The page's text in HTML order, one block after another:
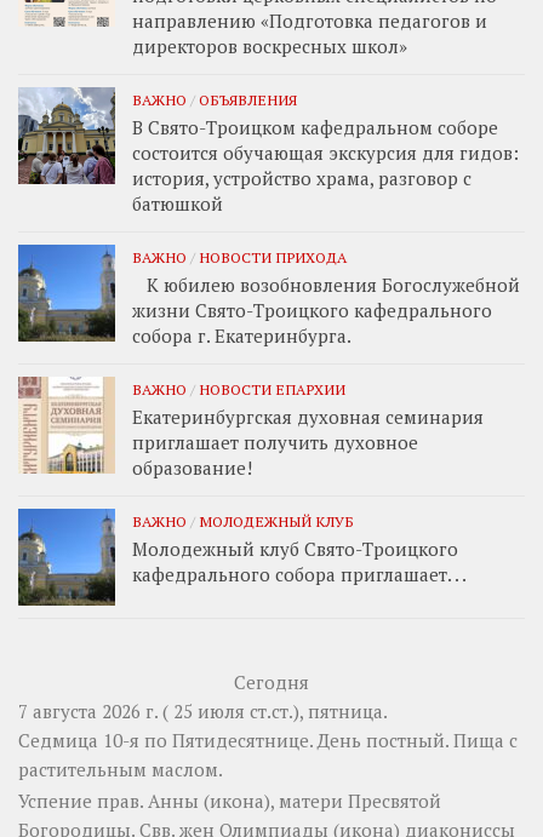
направлению «Подготовка педагогов и
директоров воскресных школ»
ВАЖНО / ОБЪЯВЛЕНИЯ
В Свято-Троицком кафедральном соборе
состоится обучающая экскурсия для гидов:
история, устройство храма, разговор с
батюшкой
ВАЖНО / НОВОСТИ ПРИХОДА
К юбилею возобновления Богослужебной
жизни Свято-Троицкого кафедрального
собора г. Екатеринбурга.
ВАЖНО / НОВОСТИ ЕПАРХИИ
Екатеринбургская духовная семинария
приглашает получить духовное
образование!
ВАЖНО / МОЛОДЕЖНЫЙ КЛУБ
Молодежный клуб Свято-Троицкого
кафедрального собора приглашает. . .
Сегодня
7 августа 2026 г. ( 25 июля ст.ст.), пятница.
Седмица 10-я по Пятидесятнице. День постный. Пища с
растительным маслом.
Успение прав. Анны (икона), матери Пресвятой
Богородицы. Свв. жен Олимпиады (икона) диакониссы